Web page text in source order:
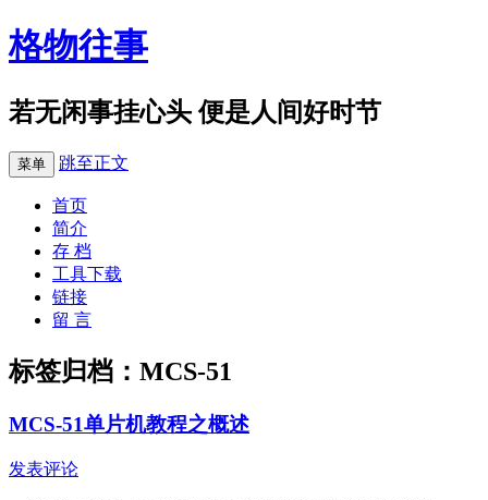
格物往事
若无闲事挂心头 便是人间好时节
菜单 跳至正文
首页
简介
存 档
工具下载
链接
留 言
标签归档： MCS-51
MCS-51单片机教程之概述
发表评论